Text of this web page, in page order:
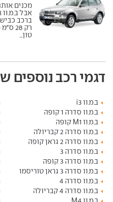
טון...
דגמי רכב נוספים
ב.מ.וו i3
ב.מ.וו סדרה 1 קופה
ב.מ.וו M1 קופה
ב.מ.וו סדרה 2 קבריולה
ב.מ.וו סדרה 2 גראן קופה
ב.מ.וו סדרה 3
ב.מ.וו סדרה 3 קופה
ב.מ.וו סדרה 3 גראן טוריסמו
ב.מ.וו סדרה 4
ב.מ.וו סדרה 4 קבריולה